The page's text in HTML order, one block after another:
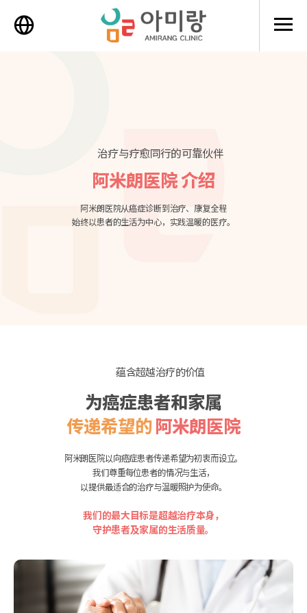
메뉴
治疗与疗愈同行的可靠伙伴
阿米朗医院 介绍
阿米朗医院从癌症诊断到治疗、康复全程
始终以患者的生活为中心，实践温暖的医疗。
蕴含超越治疗的价值
为癌症患者和家属
传递希望的阿米朗医院
阿米朗医院以向癌症患者传递希望为初衷而设立。
我们尊重每位患者的情况与生活，
以提供最适合的治疗与温暖照护为使命。
我们的最大目标是超越治疗本身，
守护患者及家属的生活质量。